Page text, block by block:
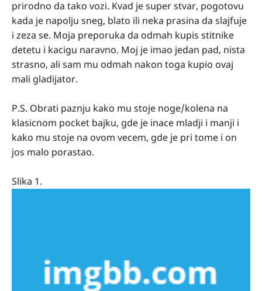
prirodno da tako vozi. Kvad je super stvar, pogotovu
kada je napolju sneg, blato ili neka prasina da slajfuje
i zeza se. Moja preporuka da odmah kupis stitnike
detetu i kacigu naravno. Moj je imao jedan pad, nista
strasno, ali sam mu odmah nakon toga kupio ovaj
mali gladijator.
P.S. Obrati paznju kako mu stoje noge/kolena na
klasicnom pocket bajku, gde je inace mladji i manji i
kako mu stoje na ovom vecem, gde je pri tome i on
jos malo porastao.
Slika 1.